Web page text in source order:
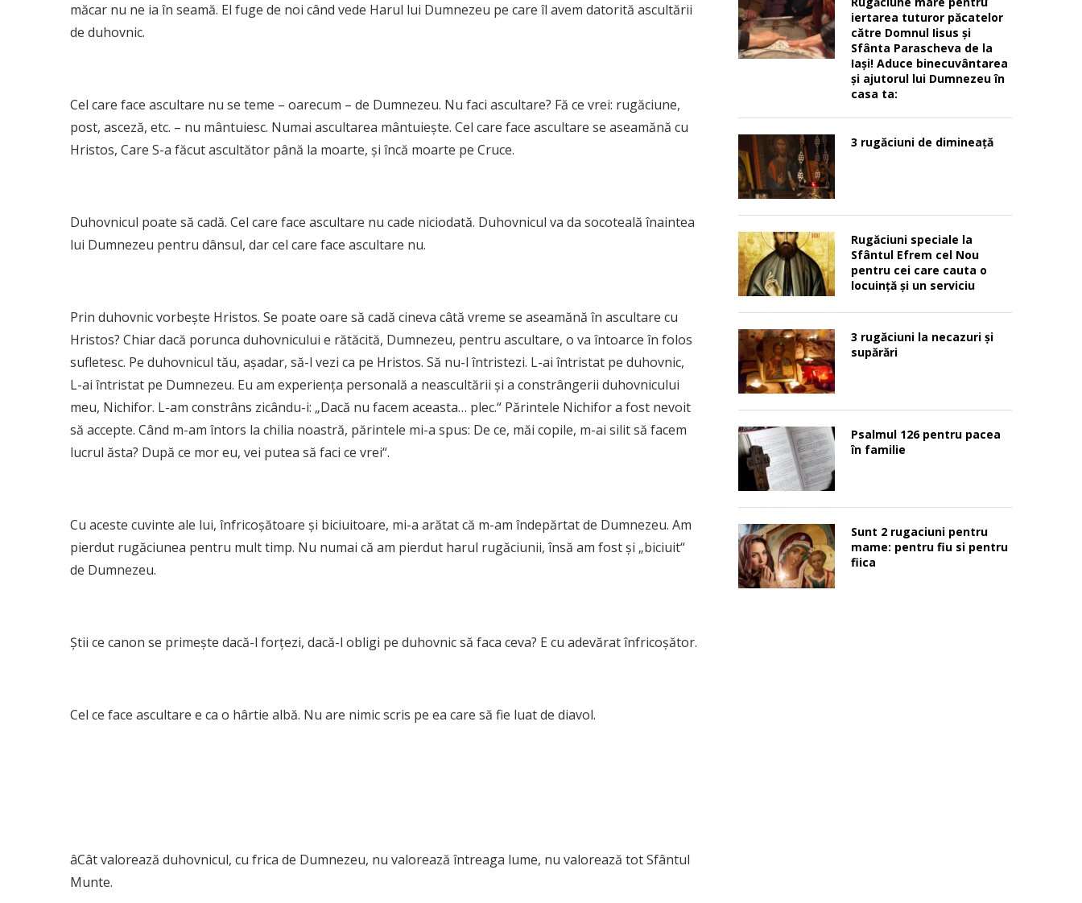
măcar nu ne ia în seamă. El fuge de noi când vede Harul lui Dumnezeu pe care îl avem datorită ascultării
de duhovnic.
Cel care face ascultare nu se teme – oarecum – de Dumnezeu. Nu faci ascultare? Fă ce vrei: rugăciune,
post, asceză, etc. – nu mântuiesc. Numai ascultarea mântuiește. Cel care face ascultare se aseamănă cu
Hristos, Care S-a făcut ascultător până la moarte, și încă moarte pe Cruce.
Duhovnicul poate să cadă. Cel care face ascultare nu cade niciodată. Duhovnicul va da socoteală înaintea
lui Dumnezeu pentru dânsul, dar cel care face ascultare nu.
Prin duhovnic vorbește Hristos. Se poate oare să cadă cineva câtă vreme se aseamănă în ascultare cu
Hristos? Chiar dacă porunca duhovnicului e rătăcită, Dumnezeu, pentru ascultare, o va întoarce în folos
sufletesc. Pe duhovnicul tău, așadar, să-l vezi ca pe Hristos. Să nu-l întristezi. L-ai întristat pe duhovnic,
L-ai întristat pe Dumnezeu. Eu am experiența personală a neascultării și a constrângerii duhovnicului
meu, Nichifor. L-am constrâns zicându-i: „Dacă nu facem aceasta… plec.“ Părintele Nichifor a fost nevoit
să accepte. Când m-am întors la chilia noastră, părintele mi-a spus: De ce, măi copile, m-ai silit să facem
lucrul ăsta? După ce mor eu, vei putea să faci ce vrei“.
Cu aceste cuvinte ale lui, înfricoșătoare și biciuitoare, mi-a arătat că m-am îndepărtat de Dumnezeu. Am
pierdut rugăciunea pentru mult timp. Nu numai că am pierdut harul rugăciunii, însă am fost și „biciuit“
de Dumnezeu.
Știi ce canon se primește dacă-l forțezi, dacă-l obligi pe duhovnic să faca ceva? E cu adevărat înfricoșător.
Cel ce face ascultare e ca o hârtie albă. Nu are nimic scris pe ea care să fie luat de diavol.
âCât valorează duhovnicul, cu frica de Dumnezeu, nu valorează întreaga lume, nu valorează tot Sfântul
Munte.
iertarea tuturor păcatelor
către Domnul Iisus şi
Sfânta Parascheva de la
Iaşi! Aduce binecuvântarea
şi ajutorul lui Dumnezeu în
casa ta:
3 rugăciuni de dimineață
Rugăciuni speciale la
Sfântul Efrem cel Nou
pentru cei care cauta o
locuinţă şi un serviciu
3 rugăciuni la necazuri și
supărări
Psalmul 126 pentru pacea
în familie
Sunt 2 rugaciuni pentru
mame: pentru fiu si pentru
fiica